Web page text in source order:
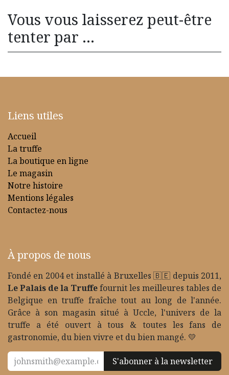
Vous vous laisserez peut-être
tenter par ...
Liens utiles
Accueil
La truffe
La boutique en ligne
Le magasin
Notre histoire
Mentions légales
Contactez-nous
À propos de nous
Fondé en 2004 et installé à Bruxelles 🇧🇪 depuis 2011,
Le Palais de la Truffefournit les meilleures tables de
Belgique en truffe fraîche tout au long de l'année.
Grâce à son magasin situé à Uccle, l'univers de la
truffe a été ouvert à tous & toutes les fans de
gastronomie, du bien vivre et du bien mangé. 💛
S'abonner à la newsletter